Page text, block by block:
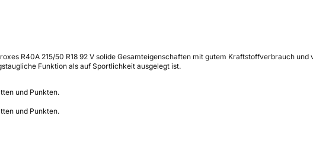
R40A 215/50 R18 92 V solide Gesamteigenschaften mit gutem Kraftstoffverbrauch
Funktion als auf Sportlichkeit ausgelegt ist.
und Punkten.
und Punkten.